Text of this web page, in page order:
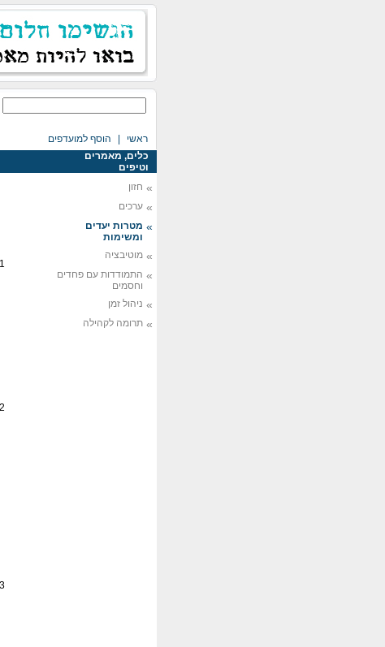
הוסף למועדפים
ראשי
כלים, מאמרים
וטיפים
חזון »
ערכים »
מטרות יעדים
ומשימות
»
מוטיבציה »
התמודדות עם פחדים
וחסמים
»
ניהול זמן »
תרומה לקהילה »